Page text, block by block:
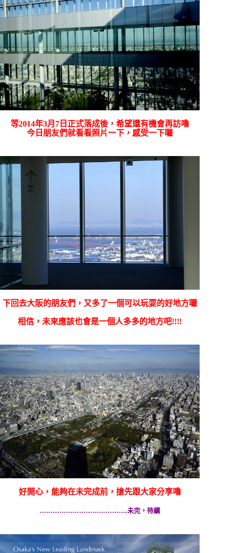
等2014年3月7日正式落成後，希望還有機會再訪嚕
今日朋友們就看看照片一下，感受一下囉
下回去大阪的朋友們，又多了一個可以玩耍的好地方囉
相信，未來應該也會是一個人多多的地方吧!!!!
好開心，能夠在未完成前，搶先跟大家分享嚕
………………………………….未完，待續